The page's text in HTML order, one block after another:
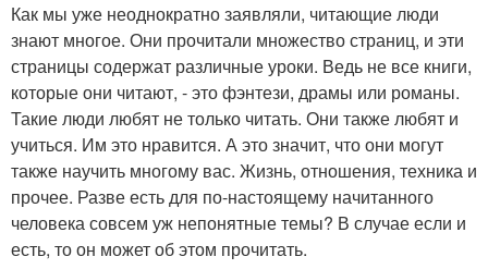
Как мы уже неоднократно заявляли, читающие люди
знают многое. Они прочитали множество страниц, и эти
страницы содержат различные уроки. Ведь не все книги,
которые они читают, - это фэнтези, драмы или романы.
Такие люди любят не только читать. Они также любят и
учиться. Им это нравится. А это значит, что они могут
также научить многому вас. Жизнь, отношения, техника и
прочее. Разве есть для по-настоящему начитанного
человека совсем уж непонятные темы? В случае если и
есть, то он может об этом прочитать.